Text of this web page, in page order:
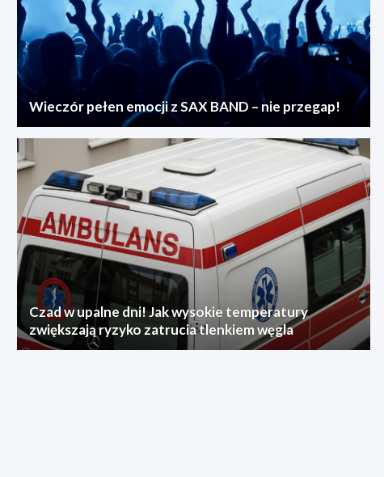
Wieczór pełen emocji z SAX BAND – nie przegap!
Czad w upalne dni! Jak wysokie temperatury
zwiększają ryzyko zatrucia tlenkiem węgla